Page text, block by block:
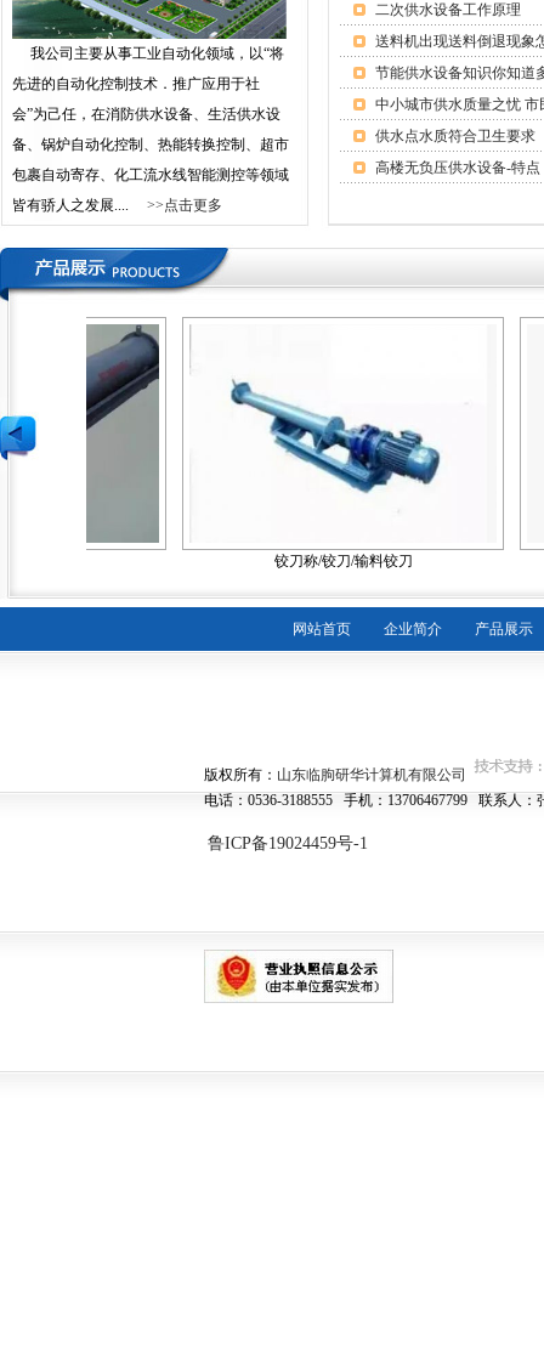
我公司主要从事工业自动化领域，以“将
先进的自动化控制技术．推广应用于社
会”为己任，在消防供水设备、生活供水设
备、锅炉自动化控制、热能转换控制、超市
包裹自动寄存、化工流水线智能测控等领域
皆有骄人之发展.... >>点击更多
二次供水设备工作原理
送料机出现送料倒退现象
节能供水设备知识你知道
供水点水质符合卫生要求
高楼无负压供水设备-特点
铰刀称/铰刀/输料铰刀
网站首页 企业简介 产品展示
版权所有： 山东临朐研华计算机有限公司
电话：0536-3188555 手机：13706467799 联系人
鲁ICP备19024459号-1